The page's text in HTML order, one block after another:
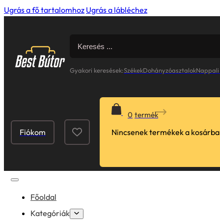
Ugrás a fő tartalomhoz Ugrás a lábléchez
for:
Gyakori keresések:SzékekDohányzóasztalok
Fiókom
0
Nincsenek termékek a
Főoldal
Kategóriák